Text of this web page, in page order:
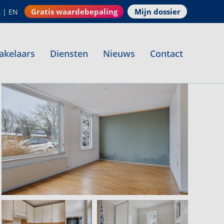
| EN Gratis waardebepaling Mijn dossier
Diensten Nieuws Contact